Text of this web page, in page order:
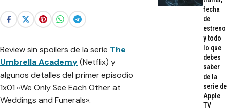
Review sin spoilers de la serie The
Umbrella Academy(Netflix) y
algunos detalles del primer episodio
1x01 «We Only See Each Other at
Weddings and Funerals».
fecha
de
estreno
y todo
lo que
debes
saber
de la
serie de
Apple
TV